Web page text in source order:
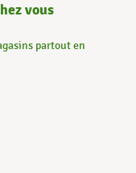
vous
partout en